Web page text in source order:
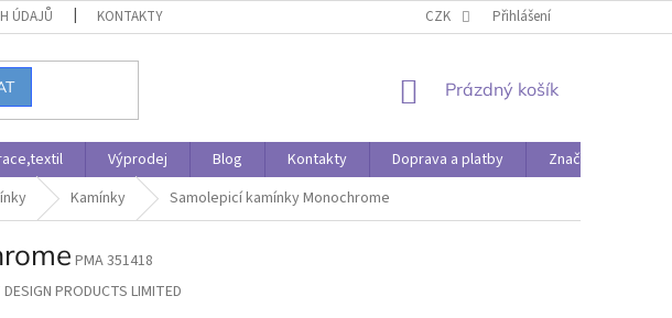
ÚDAJŮ KONTAKTY DOPRAVA A PLATBY
CZK Přihlášení
NÁKUPNÍ
Prázdný košík
Výprodej Blog Kontakty Doprava a platby
Značky
Kamínky Samolepicí kamínky Monochrome
PMA 351418
PRODUCTS LIMITED